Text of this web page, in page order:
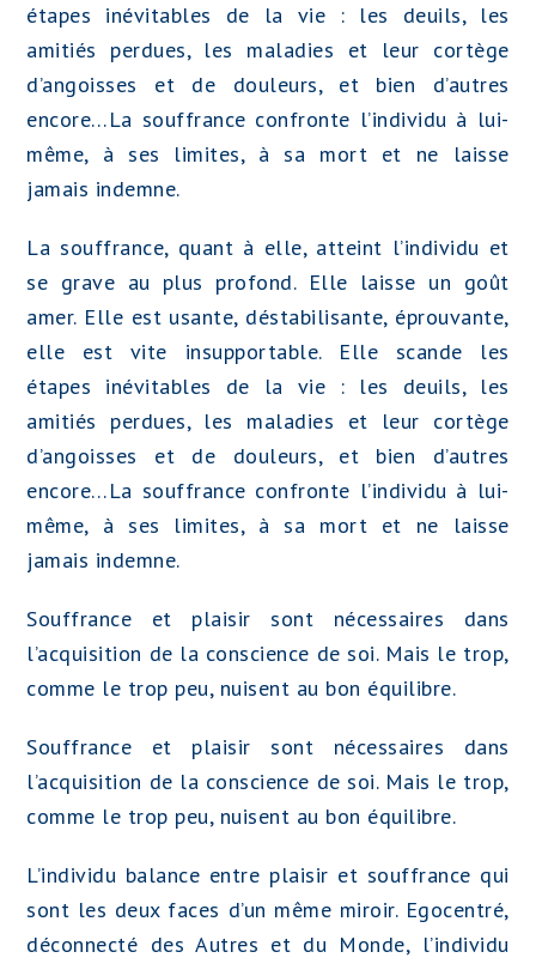
étapes inévitables de la vie : les deuils, les
amitiés perdues, les maladies et leur cortège
d’angoisses et de douleurs, et bien d’autres
encore…La souffrance confronte l’individu à lui-
même, à ses limites, à sa mort et ne laisse
jamais indemne.
La souffrance, quant à elle, atteint l’individu et
se grave au plus profond. Elle laisse un goût
amer. Elle est usante, déstabilisante, éprouvante,
elle est vite insupportable. Elle scande les
étapes inévitables de la vie : les deuils, les
amitiés perdues, les maladies et leur cortège
d’angoisses et de douleurs, et bien d’autres
encore…La souffrance confronte l’individu à lui-
même, à ses limites, à sa mort et ne laisse
jamais indemne.
Souffrance et plaisir sont nécessaires dans
l’acquisition de la conscience de soi. Mais le trop,
comme le trop peu, nuisent au bon équilibre.
Souffrance et plaisir sont nécessaires dans
l’acquisition de la conscience de soi. Mais le trop,
comme le trop peu, nuisent au bon équilibre.
L’individu balance entre plaisir et souffrance qui
sont les deux faces d’un même miroir. Egocentré,
déconnecté des Autres et du Monde, l’individu